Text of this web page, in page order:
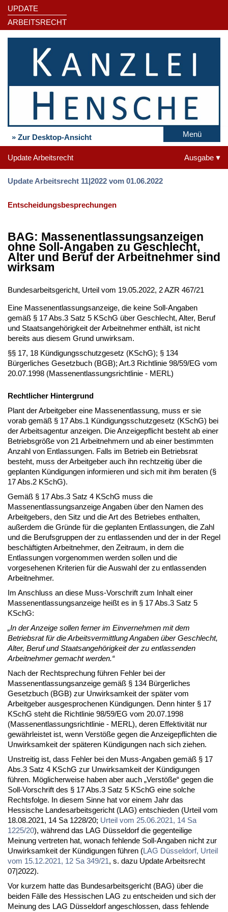
UPDATE
ARBEITSRECHT
» Zur Desktop-Ansicht Menü
Update Arbeitsrecht Ausgabe
Update Arbeitsrecht 11|2022 vom 01.06.2022
Entscheidungsbesprechungen
BAG: Massenentlassungsanzeigen
ohne Soll-Angaben zu Geschlecht,
Alter und Beruf der Arbeitnehmer sind
wirksam
Bundesarbeitsgericht, Urteil vom 19.05.2022, 2 AZR 467/21
Eine Massenentlassungsanzeige, die keine Soll-Angaben
gemäß § 17 Abs.3 Satz 5 KSchG über Geschlecht, Alter, Beruf
und Staatsangehörigkeit der Arbeitnehmer enthält, ist nicht
bereits aus diesem Grund unwirksam.
§§ 17, 18 Kündigungsschutzgesetz (KSchG); § 134
Bürgerliches Gesetzbuch (BGB); Art.3 Richtlinie 98/59/EG vom
20.07.1998 (Massenentlassungsrichtlinie - MERL)
Rechtlicher Hintergrund
Plant der Arbeitgeber eine Massenentlassung, muss er sie
vorab gemäß § 17 Abs.1 Kündigungsschutzgesetz (KSchG) bei
der Arbeitsagentur anzeigen. Die Anzeigepflicht besteht ab einer
Betriebsgröße von 21 Arbeitnehmern und ab einer bestimmten
Anzahl von Entlassungen. Falls im Betrieb ein Betriebsrat
besteht, muss der Arbeitgeber auch ihn rechtzeitig über die
geplanten Kündigungen informieren und sich mit ihm beraten (§
17 Abs.2 KSchG).
Gemäß § 17 Abs.3 Satz 4 KSchG muss die
Massenentlassungsanzeige Angaben über den Namen des
Arbeitgebers, den Sitz und die Art des Betriebes enthalten,
außerdem die Gründe für die geplanten Entlassungen, die Zahl
und die Berufsgruppen der zu entlassenden und der in der Regel
beschäftigten Arbeitnehmer, den Zeitraum, in dem die
Entlassungen vorgenommen werden sollen und die
vorgesehenen Kriterien für die Auswahl der zu entlassenden
Arbeitnehmer.
Im Anschluss an diese Muss-Vorschrift zum Inhalt einer
Massenentlassungsanzeige heißt es in § 17 Abs.3 Satz 5
KSchG:
„In der Anzeige sollen ferner im Einvernehmen mit dem
Betriebsrat für die Arbeitsvermittlung Angaben über Geschlecht,
Alter, Beruf und Staatsangehörigkeit der zu entlassenden
Arbeitnehmer gemacht werden.“
Nach der Rechtsprechung führen Fehler bei der
Massenentlassungsanzeige gemäß § 134 Bürgerliches
Gesetzbuch (BGB) zur Unwirksamkeit der später vom
Arbeitgeber ausgesprochenen Kündigungen. Denn hinter § 17
KSchG steht die Richtlinie 98/59/EG vom 20.07.1998
(Massenentlassungsrichtlinie - MERL), deren Effektivität nur
gewährleistet ist, wenn Verstöße gegen die Anzeigepflichten die
Unwirksamkeit der späteren Kündigungen nach sich ziehen.
Unstreitig ist, dass Fehler bei den Muss-Angaben gemäß § 17
Abs.3 Satz 4 KSchG zur Unwirksamkeit der Kündigungen
führen. Möglicherweise haben aber auch „Verstöße“ gegen die
Soll-Vorschrift des § 17 Abs.3 Satz 5 KSchG eine solche
Rechtsfolge. In diesem Sinne hat vor einem Jahr das
Hessische Landesarbeitsgericht (LAG) entschieden (Urteil vom
18.08.2021, 14 Sa 1228/20; Urteil vom 25.06.2021, 14 Sa
1225/20), während das LAG Düsseldorf die gegenteilige
Meinung vertreten hat, wonach fehlende Soll-Angaben nicht zur
Unwirksamkeit der Kündigungen führen (LAG Düsseldorf, Urteil
vom 15.12.2021, 12 Sa 349/21, s. dazu Update Arbeitsrecht
07|2022).
Vor kurzem hatte das Bundesarbeitsgericht (BAG) über die
beiden Fälle des Hessischen LAG zu entscheiden und sich der
Meinung des LAG Düsseldorf angeschlossen, dass fehlende